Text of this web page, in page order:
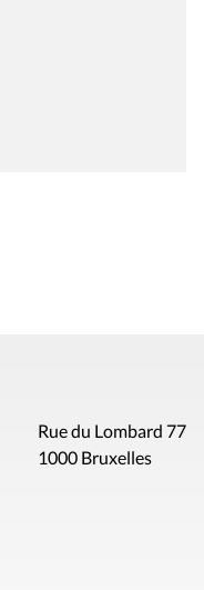
Rue du Lombard 77
1000 Bruxelles